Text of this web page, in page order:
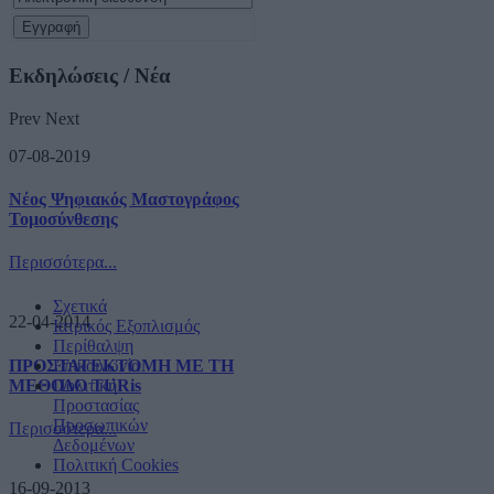
Εκδηλώσεις / Νέα
Prev Next
07-08-2019
Νέος Ψηφιακός Μαστογράφος
Τομοσύνθεσης
Περισσότερα...
22-04-2014
ΠΡΟΣΤΑΤΕΚΤΟΜΗ ΜΕ ΤΗ
ΜΕΘΟΔΟ TURis
Περισσότερα...
16-09-2013
Σχετικά
Ιατρικός Εξοπλισμός
Περίθαλψη
Επικοινωνία
Πολιτική
Προστασίας
Προσωπικών
Δεδομένων
Πολιτική Cookies